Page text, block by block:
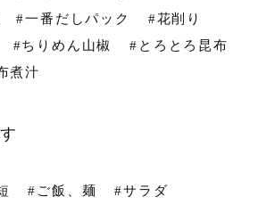
#一番だしパック
#花削り
#ちりめん山椒
#とろとろ昆布
煮汁
#ご飯、麺
#サラダ